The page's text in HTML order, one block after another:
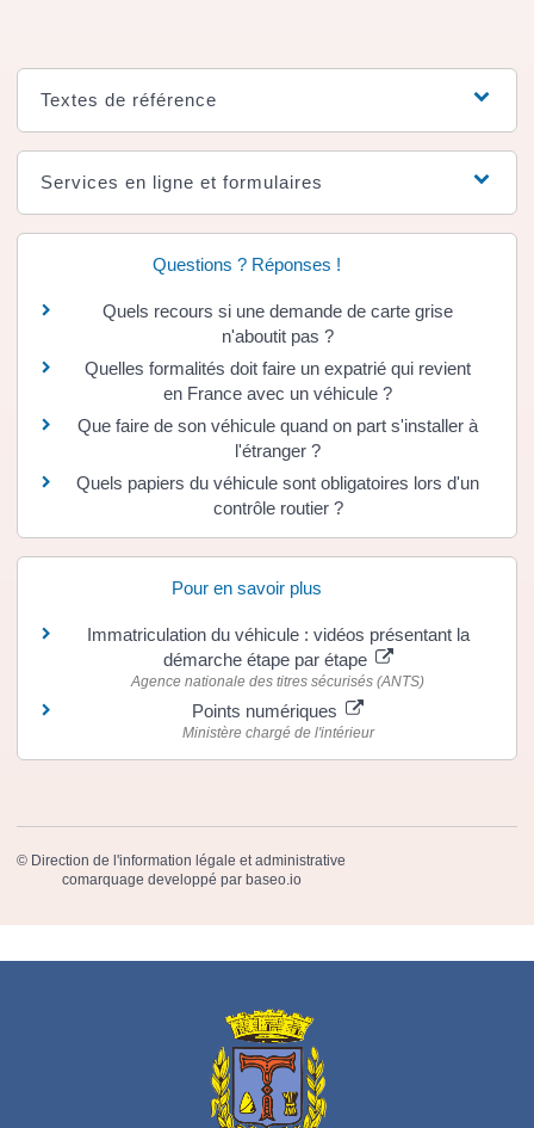
Textes de référence
Services en ligne et formulaires
Questions ? Réponses !
Quels recours si une demande de carte grise
n'aboutit pas ?
Quelles formalités doit faire un expatrié qui revient
en France avec un véhicule ?
Que faire de son véhicule quand on part s'installer à
l'étranger ?
Quels papiers du véhicule sont obligatoires lors d'un
contrôle routier ?
Pour en savoir plus
Immatriculation du véhicule : vidéos présentant la
démarche étape par étape
Agence nationale des titres sécurisés (ANTS)
Points numériques
Ministère chargé de l'intérieur
© Direction de l'information légale et administrative
comarquage developpé par baseo.io